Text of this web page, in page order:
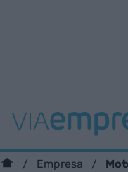
Empresa